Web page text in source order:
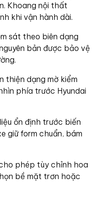
Khoang nội thất
khi vận hành dài.
sát theo biên dạng
bản được bảo vệ
thiện dạng mờ kiểm
phía trước Hyundai
ổn định trước biến
giữ form chuẩn, bám
phép tùy chỉnh hoa
bề mặt trơn hoặc